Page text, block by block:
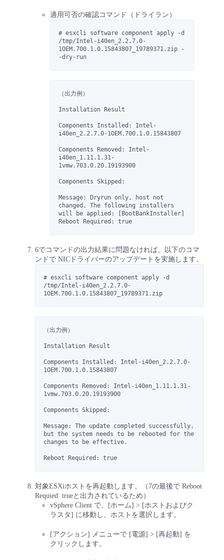
適用可否の確認コマンド（ドライラン）
# esxcli software component apply -d
/tmp/Intel-i40en_2.2.7.0-
1OEM.700.1.0.15843807_19789371.zip -
-dry-run
（出力例）
Installation Result
Components Installed: Intel-
i40en_2.2.7.0-1OEM.700.1.0.15843807
Components Removed: Intel-
i40en_1.11.1.31-
1vmw.703.0.20.19193900
Components Skipped:
Message: Dryrun only, host not
changed. The following installers
will be applied: [BootBankInstaller]
Reboot Required: true
6でコマンドの出力結果に問題なければ、以下のコマ
ンドで NICドライバーのアップデートを実施します。
# esxcli software component apply -d
/tmp/Intel-i40en_2.2.7.0-
1OEM.700.1.0.15843807_19789371.zip
（出力例）
Installation Result
Components Installed: Intel-i40en_2.2.7.0-
1OEM.700.1.0.15843807
Components Removed: Intel-i40en_1.11.1.31-
1vmw.703.0.20.19193900
Components Skipped:
Message: The update completed successfully,
but the system needs to be rebooted for the
changes to be effective.
Reboot Required: true
対象ESXiホストを再起動します。（7の最後で Reboot
Requied: trueと出力されているため）
vSphere Client で、[ホーム] > [ホストおよびク
ラスタ] に移動し、ホストを選択します。
[アクション] メニューで [電源] > [再起動] を
クリックします。